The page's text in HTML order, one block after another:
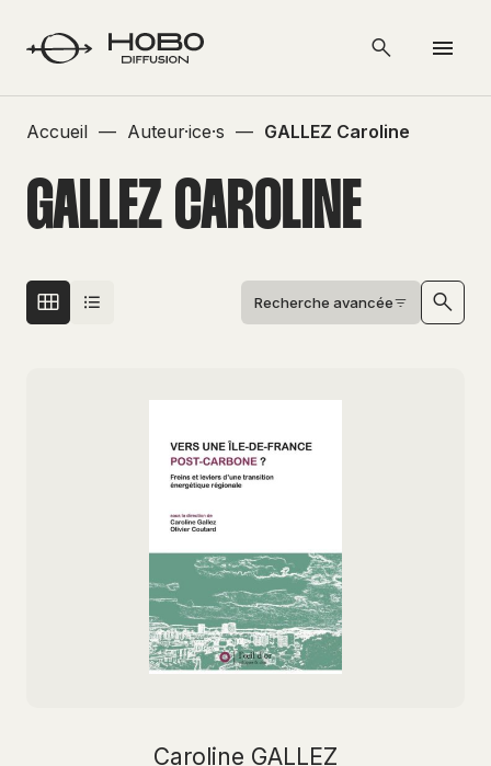
Accueil — Auteur·ice·s — GALLEZ Caroline
GALLEZ CAROLINE
Recherche avancée
Caroline GALLEZ